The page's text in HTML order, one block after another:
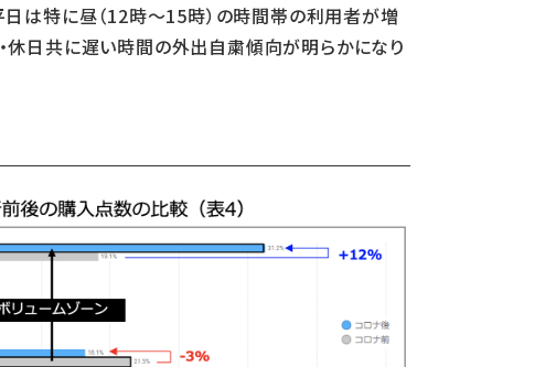
日は特に昼（12時～15時）の時間帯の利用者が増
休日共に遅い時間の外出自粛傾向が明らかになり